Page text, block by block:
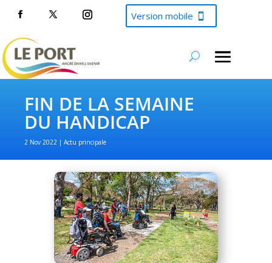
Version mobile
FIN DE LA SEMAINE
DU HANDICAP
2 Nov 2022 Actu principale